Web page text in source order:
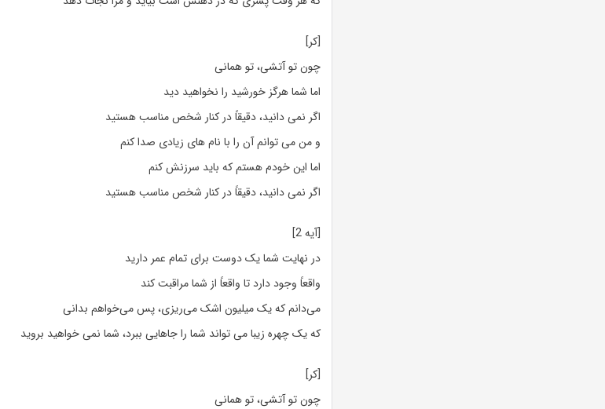
[کر]
چون تو آتشی، تو همانی
اما شما هرگز خورشید را نخواهید دید
اگر نمی دانید، دقیقاً در کنار شخص مناسب هستید
و من می توانم آن را با نام های زیادی صدا کنم
اما این خودم هستم که باید سرزنش کنم
اگر نمی دانید، دقیقاً در کنار شخص مناسب هستید
[آیه 2]
در نهایت شما یک دوست برای تمام عمر دارید
واقعاً وجود دارد تا واقعاً از شما مراقبت کند
می‌دانم که یک میلیون اشک می‌ریزی، پس می‌خواهم بدانی
که یک چهره زیبا می تواند شما را جاهایی ببرد، شما نمی خواهید بروید
[کر]
چون تو آتشی، تو همانی